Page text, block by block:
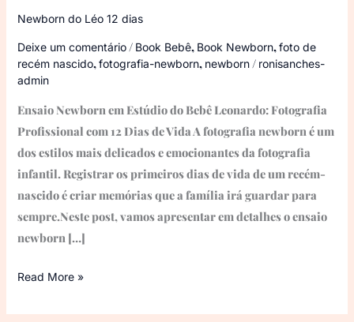
Newborn do Léo 12 dias
Deixe um comentário / Book Bebê, Book Newborn,foto de
recém nascido,fotografia-newborn, newborn / ronisanches-
admin
Ensaio Newborn em Estúdio do Bebê Leonardo: Fotografia
Profissional com 12 Dias de Vida A fotografia newborn é um
dos estilos mais delicados e emocionantes da fotografia
infantil. Registrar os primeiros dias de vida de um recém-
nascido é criar memórias que a família irá guardar para
sempre.Neste post, vamos apresentar em detalhes o ensaio
newborn […]
Read More »